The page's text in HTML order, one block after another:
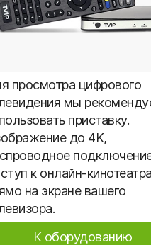
просмотра цифрового
мы
приставку.
до 4K,
к онлайн-
на экране вашего
К оборудованию